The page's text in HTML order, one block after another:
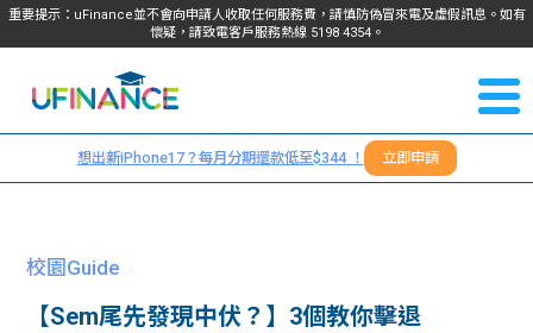
重要提示：uFinance並不會向申請人收取任何服務費，請慎防偽冒來電及虛假訊息。如有
懷疑，請致電客戶服務熱線 5198 4354。
我們
服務
們
＋
想出新iPhone17？每月分期還款低至$344 ！ 立即申請
校園Guide
【Sem尾先發現中伏？】3個教你擊退